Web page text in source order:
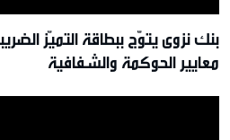
بنك نزوى يتوّج ببطاقة التميّز
معايير الحوكمة والشفافية